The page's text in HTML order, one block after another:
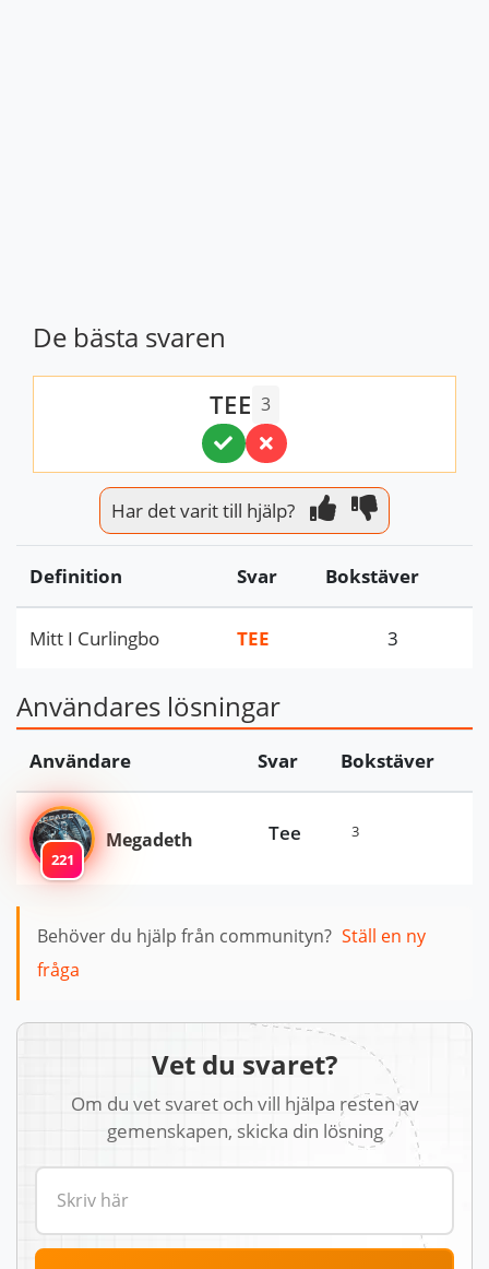
De bästa svaren
TEE 3
Har det varit till hjälp?
Definition Svar Bokstäver
Mitt I Curlingbo TEE 3
Användares lösningar
Användare Svar Bokstäver
221
Megadeth Tee 3
Behöver du hjälp från communityn? Ställ en ny
fråga
Vet du svaret?
Om du vet svaret och vill hjälpa resten av
gemenskapen, skicka din lösning